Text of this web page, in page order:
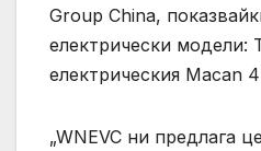
Group China,
електрически модели:
електрическия Macan
„WNEVC ни предлага